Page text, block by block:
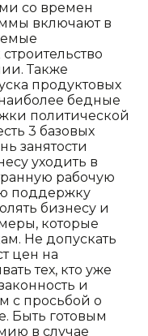
со времен
включают в
Также
продуктовых
бедные
политической
3 базовых
занятости
уходить в
рабочую
поддержку
бизнесу и
которые
Не допускать
цен на
тех, кто уже
и
с просьбой о
Быть готовым
в случае